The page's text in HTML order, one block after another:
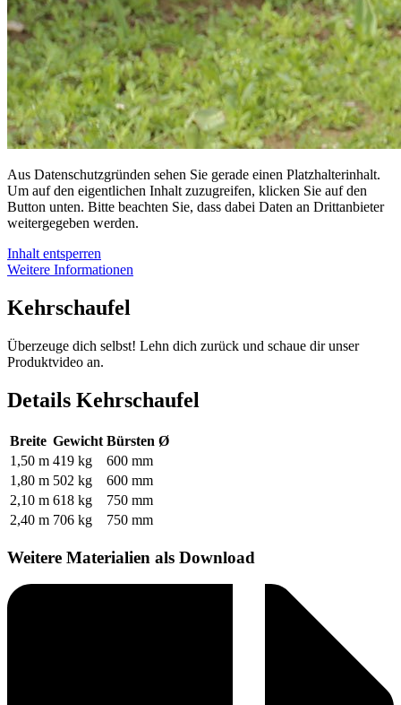
Aus Datenschutzgründen sehen Sie gerade einen Platzhalterinhalt.
Um auf den eigentlichen Inhalt zuzugreifen, klicken Sie auf den
Button unten. Bitte beachten Sie, dass dabei Daten an Drittanbieter
weitergegeben werden.
Inhalt entsperren
Weitere Informationen
Kehrschaufel
Überzeuge dich selbst! Lehn dich zurück und schaue dir unser
Produktvideo an.
Details Kehrschaufel
Breite Gewicht Bürsten Ø
1,50 m 419 kg
600 mm
1,80 m 502 kg
600 mm
2,10 m 618 kg
750 mm
2,40 m 706 kg 750 mm
Weitere Materialien als Download